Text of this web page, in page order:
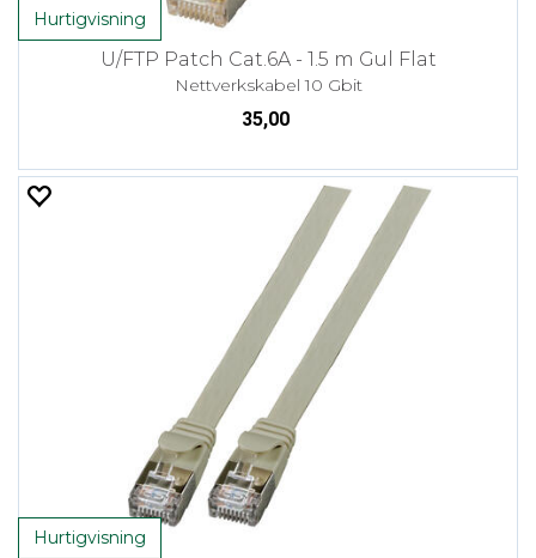
Hurtigvisning
U/FTP Patch Cat.6A - 1.5 m Gul Flat
Nettverkskabel 10 Gbit
35,00
Hurtigvisning